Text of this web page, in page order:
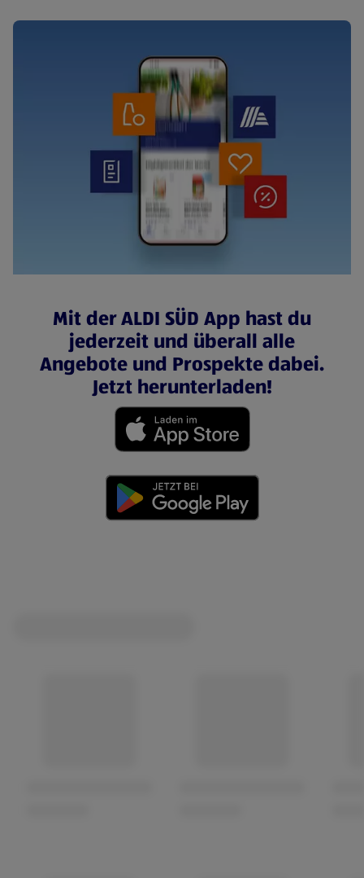
Mit der ALDI SÜD App hast du
jederzeit und überall alle
Angebote und Prospekte dabei.
Jetzt herunterladen!